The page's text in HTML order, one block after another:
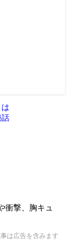
話
衝撃、胸キュ
は広告を含みます